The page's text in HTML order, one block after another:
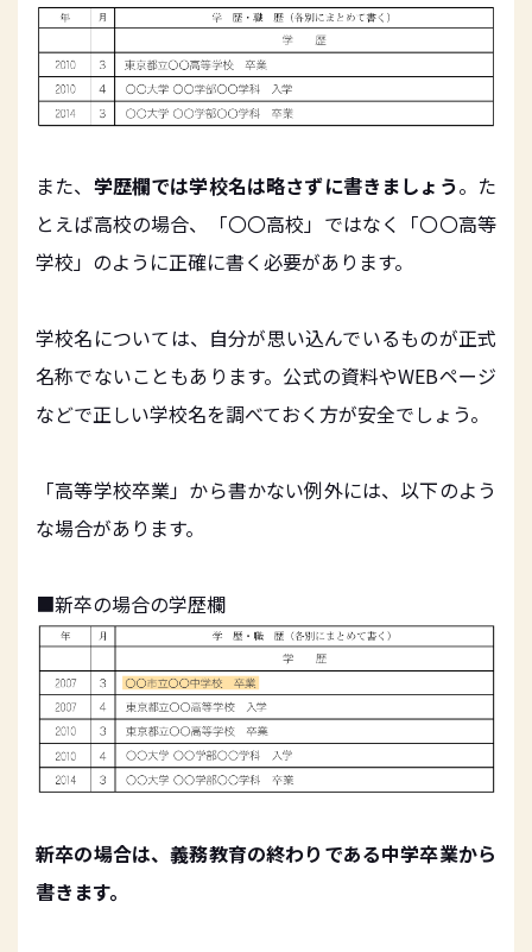
また、 学歴欄では学校名は略さずに書きましょう。た
とえば高校の場合、「〇〇高校」ではなく「〇〇高等
学校」のように正確に書く必要があります。
学校名については、自分が思い込んでいるものが正式
名称でないこともあります。公式の資料やWEBページ
などで正しい学校名を調べておく方が安全でしょう。
「高等学校卒業」から書かない例外には、以下のよう
な場合があります。
■新卒の場合の学歴欄
新卒の場合は、義務教育の終わりである中学卒業から
書きます。